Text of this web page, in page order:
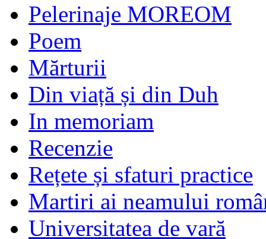
Pelerinaje MOREOM
Poem
Mărturii
Din viață și din Duh
In memoriam
Recenzie
Rețete și sfaturi practice
Martiri ai neamului
Universitatea de vară